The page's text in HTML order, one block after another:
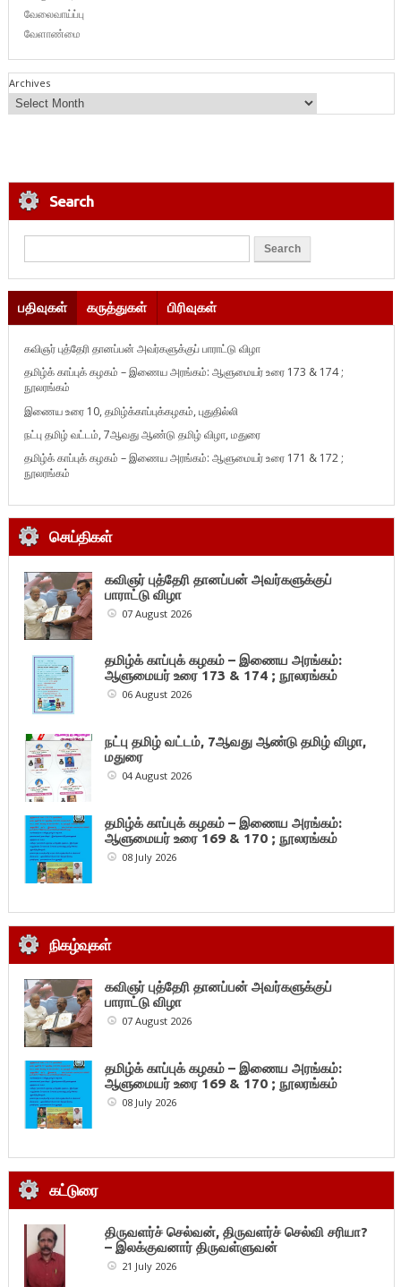
வேலைவாய்ப்பு
வேளாண்மை
Archives
Search
பதிவுகள் கருத்துகள் பிரிவுகள்
கவிஞர் புத்தேரி தானப்பன் அவர்களுக்குப் பாராட்டு விழா
தமிழ்க் காப்புக் கழகம் – இணைய அரங்கம்: ஆளுமையர் உரை 173 & 174 ;
நூலரங்கம்
இணைய உரை 10, தமிழ்க்காப்புக்கழகம், புதுதில்லி
நட்பு தமிழ் வட்டம், 7ஆவது ஆண்டு தமிழ் விழா, மதுரை
தமிழ்க் காப்புக் கழகம் – இணைய அரங்கம்: ஆளுமையர் உரை 171 & 172 ;
நூலரங்கம்
செய்திகள்
கவிஞர் புத்தேரி தானப்பன் அவர்களுக்குப்
பாராட்டு விழா
07 August 2026
தமிழ்க் காப்புக் கழகம் – இணைய அரங்கம்:
ஆளுமையர் உரை 173 & 174 ; நூலரங்கம்
06 August 2026
நட்பு தமிழ் வட்டம், 7ஆவது ஆண்டு தமிழ் விழா,
மதுரை
04 August 2026
தமிழ்க் காப்புக் கழகம் – இணைய அரங்கம்:
ஆளுமையர் உரை 169 & 170 ; நூலரங்கம்
08 July 2026
நிகழ்வுகள்
கவிஞர் புத்தேரி தானப்பன் அவர்களுக்குப்
பாராட்டு விழா
07 August 2026
தமிழ்க் காப்புக் கழகம் – இணைய அரங்கம்:
ஆளுமையர் உரை 169 & 170 ; நூலரங்கம்
08 July 2026
கட்டுரை
திருவளர்ச் செல்வன், திருவளர்ச் செல்வி சரியா?
– இலக்குவனார் திருவள்ளுவன்
21 July 2026